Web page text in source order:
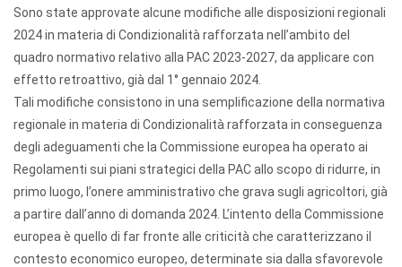
Sono state approvate alcune modifiche alle disposizioni regionali
2024 in materia di Condizionalità rafforzata nell’ambito del
quadro normativo relativo alla PAC 2023-2027, da applicare con
effetto retroattivo, già dal 1° gennaio 2024.
Tali modifiche consistono in una semplificazione della normativa
regionale in materia di Condizionalità rafforzata in conseguenza
degli adeguamenti che la Commissione europea ha operato ai
Regolamenti sui piani strategici della PAC allo scopo di ridurre, in
primo luogo, l’onere amministrativo che grava sugli agricoltori, già
a partire dall’anno di domanda 2024. L’intento della Commissione
europea è quello di far fronte alle criticità che caratterizzano il
contesto economico europeo, determinate sia dalla sfavorevole